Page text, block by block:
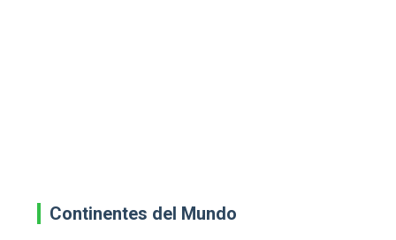
Continentes del Mundo